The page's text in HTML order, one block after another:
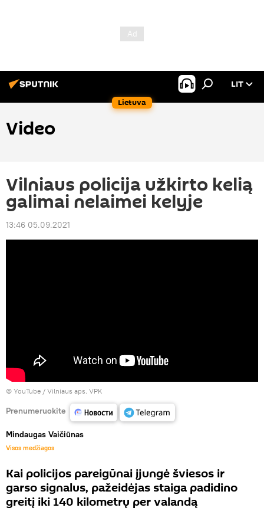
Lietuva
LIT
Video
Vilniaus policija užkirto kelią
galimai nelaimei kelyje
13:46 05.09.2021
© YouTube / Vilniaus aps. VPK
Prenumeruokite
Mindaugas Vaičiūnas
Visos medžiagos
Kai policijos pareigūnai įjungė šviesos ir
garso signalus, pažeidėjas staiga padidino
greitį iki 140 kilometrų per valandą